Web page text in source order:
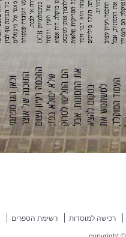
רכישה למוסדות רשימת הספרים